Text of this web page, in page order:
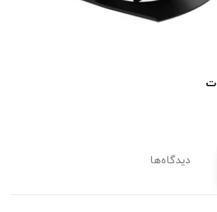
وات
دیدگاه‌ها